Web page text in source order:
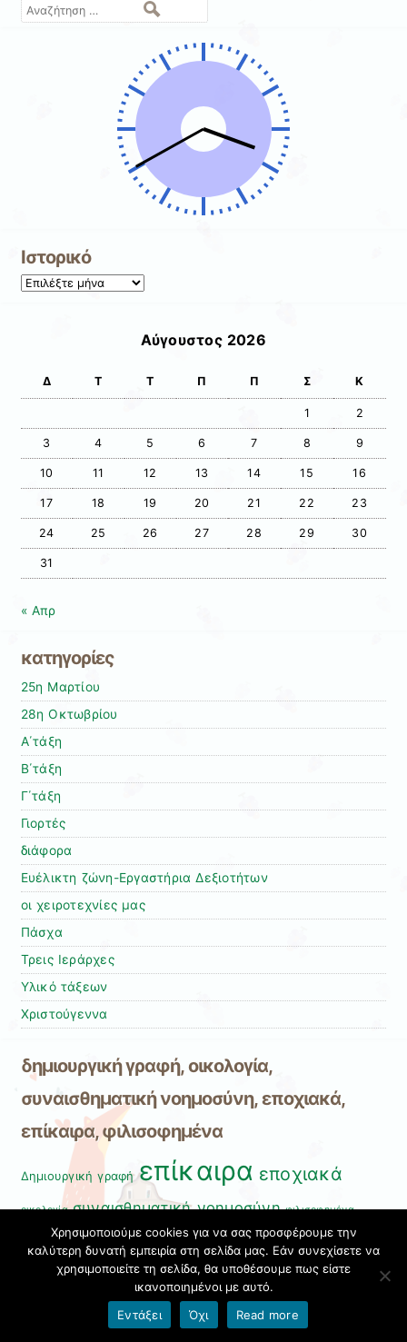
Αναζήτηση
Ιστορικό
Ιστορικό
Αύγουστος 2026
Δ Τ Τ Π Π Σ Κ
1 2
3 4 5 6 7 8 9
10 11 12 13 14 15 16
17 18 19 20 21 22 23
24 25 26 27 28 29 30
31
« Απρ
κατηγορίες
25η Μαρτίου
28η Οκτωβρίου
Α΄τάξη
Β΄τάξη
Γ΄τάξη
Γιορτές
διάφορα
Ευέλικτη ζώνη-Εργαστήρια Δεξιοτήτων
οι χειροτεχνίες μας
Πάσχα
Τρεις Ιεράρχες
Υλικό τάξεων
Χριστούγεννα
δημιουργική γραφή, οικολογία,
συναισθηματική νοημοσύνη, εποχιακά,
επίκαιρα, φιλισοφημένα
Δημιουργική γραφή επίκαιρα εποχιακά
οικολογία συναισθηματική νοημοσύνη φιλισοφημένα
φιλοσοφημένα
Εξασκήσου στην προπαίδεια
Χρησιμοποιούμε cookies για να σας προσφέρουμε την
καλύτερη δυνατή εμπειρία στη σελίδα μας. Εάν συνεχίσετε να
χρησιμοποιείτε τη σελίδα, θα υποθέσουμε πως είστε
ικανοποιημένοι με αυτό.
Εντάξει
Όχι Read more